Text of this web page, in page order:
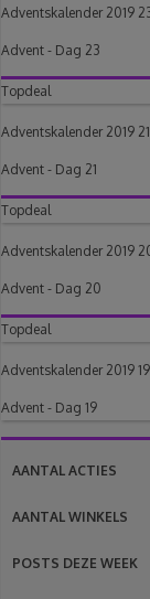
Adventskalender 2019
Advent - Dag 23
Topdeal
Adventskalender 2019 21
Advent - Dag 21
Topdeal
Adventskalender 2019
Advent - Dag 20
Topdeal
Adventskalender 2019 19
Advent - Dag 19
AANTAL ACTIES
AANTAL WINKELS
POSTS DEZE WEEK